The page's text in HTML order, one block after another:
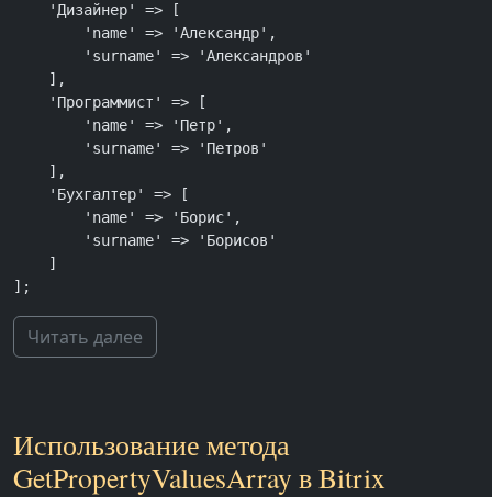
];
Читать далее
Использование метода
GetPropertyValuesArray в Bitrix